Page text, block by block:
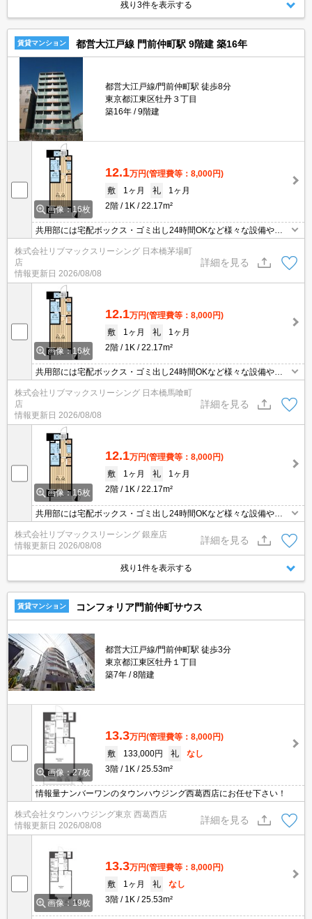
残り3件を表示する
賃貸マンション 都営大江戸線 門前仲町駅 9階建 築16年
都営大江戸線/門前仲町駅 徒歩8分
東京都江東区牡丹３丁目
築16年
9階建
画像：16枚
12.1万円(管理費等：8,000円)
敷
1ヶ月 礼
1ヶ月
2階
1K 22.17m²
共用部には宅配ボックス・ゴミ出し24時間OKなど様々な設備やサ
ク・TVインターホンなど充実しているので、防犯対策もばっちりで
す。収納はシューズボックス・クロゼットなど豊富なので、広々と
空間を利用することも可能です。定期的に管理人が巡回点検を行っ
ています。
株式会社リブマックスリーシング 日本橋茅場町
店
情報更新日 2026/08/08
詳細を見る
画像：16枚
12.1万円(管理費等：8,000円)
敷
1ヶ月 礼
1ヶ月
2階
1K 22.17m²
共用部には宅配ボックス・ゴミ出し24時間OKなど様々な設備やサ
ク・TVインターホンなど充実しているので、防犯対策もばっちりで
す。収納はシューズボックス・クロゼットなど豊富なので、広々と
空間を利用することも可能です。定期的に管理人が巡回点検を行っ
ています。
株式会社リブマックスリーシング 日本橋馬喰町
店
情報更新日 2026/08/08
詳細を見る
画像：16枚
12.1万円(管理費等：8,000円)
敷
1ヶ月 礼
1ヶ月
2階
1K 22.17m²
共用部には宅配ボックス・ゴミ出し24時間OKなど様々な設備やサ
ク・TVインターホンなど充実しているので、防犯対策もばっちりで
す。収納はシューズボックス・クロゼットなど豊富なので、広々と
株式会社リブマックスリーシング 銀座店
情報更新日 2026/08/08
詳細を見る
残り1件を表示する
賃貸マンション コンフォリア門前仲町サウス
都営大江戸線/門前仲町駅 徒歩3分
東京都江東区牡丹１丁目
築7年
8階建
画像：27枚
13.3万円(管理費等：8,000円)
敷
133,000円 礼
なし
3階
1K 25.53m²
情報量ナンバーワンのタウンハウジング西葛西店にお任せ下さい！
株式会社タウンハウジング東京 西葛西店
情報更新日 2026/08/08
詳細を見る
画像：19枚
13.3万円(管理費等：8,000円)
敷
1ヶ月 礼
なし
3階
1K 25.53m²